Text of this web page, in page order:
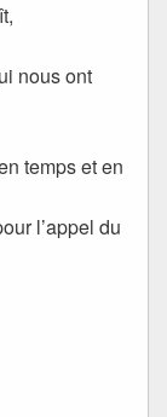
nous ont
temps et en
l’appel du